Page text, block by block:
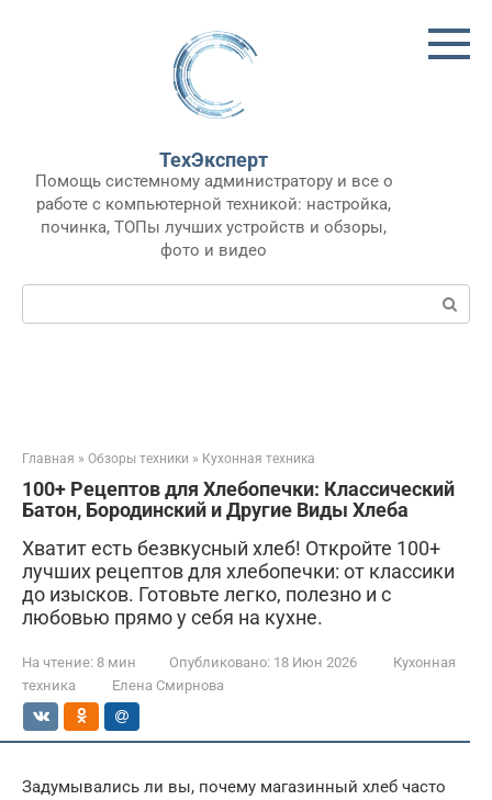
ТехЭксперт
Помощь системному администратору и все о
работе с компьютерной техникой: настройка,
починка, ТОПы лучших устройств и обзоры,
фото и видео
Поиск:
Главная » Обзоры техники » Кухонная техника
100+ Рецептов для Хлебопечки: Классический
Батон, Бородинский и Другие Виды Хлеба
Хватит есть безвкусный хлеб! Откройте 100+
лучших рецептов для хлебопечки: от классики
до изысков. Готовьте легко, полезно и с
любовью прямо у себя на кухне.
На чтение: 8 мин Опубликовано: 18 Июн 2026
Кухонная
техника
Елена Смирнова
Задумывались ли вы, почему магазинный хлеб часто